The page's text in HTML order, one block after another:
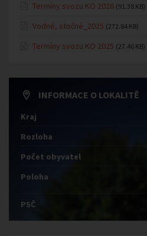
Termíny svozu KO 2026 (91.38 KB)
Vodné, stočné_2025 (272.84 KB)
Termíny svozu KO 2025 (27.46 KB)
INFORMACE O LOKALITĚ
Kraj
Rozloha
Počet obyvatel
Poloha
PSČ